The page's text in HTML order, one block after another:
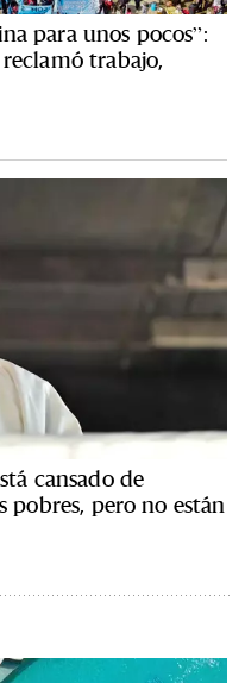
para unos pocos”:
trabajo,
cansado de
pobres, pero no están